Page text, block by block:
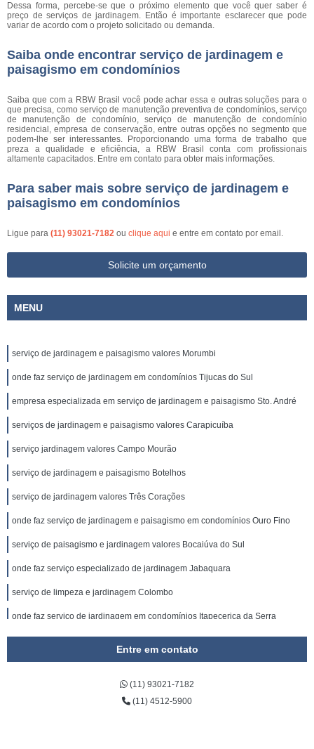
Dessa forma, percebe-se que o próximo elemento que você quer saber é
preço de serviços de jardinagem. Então é importante esclarecer que pode
variar de acordo com o projeto solicitado ou demanda.
Saiba onde encontrar serviço de jardinagem e
paisagismo em condomínios
Saiba que com a RBW Brasil você pode achar essa e outras soluções para o
que precisa, como serviço de manutenção preventiva de condomínios, serviço
de manutenção de condomínio, serviço de manutenção de condomínio
residencial, empresa de conservação, entre outras opções no segmento que
podem-lhe ser interessantes. Proporcionando uma forma de trabalho que
preza a qualidade e eficiência, a RBW Brasil conta com profissionais
altamente capacitados. Entre em contato para obter mais informações.
Para saber mais sobre serviço de jardinagem e
paisagismo em condomínios
Ligue para (11) 93021-7182 ou clique aqui e entre em contato por email.
Solicite um orçamento
MENU
serviço de jardinagem e paisagismo valores Morumbi
onde faz serviço de jardinagem em condomínios Tijucas do Sul
empresa especializada em serviço de jardinagem e paisagismo Sto. André
serviços de jardinagem e paisagismo valores Carapicuíba
serviço jardinagem valores Campo Mourão
serviço de jardinagem e paisagismo Botelhos
serviço de jardinagem valores Três Corações
onde faz serviço de jardinagem e paisagismo em condomínios Ouro Fino
serviço de paisagismo e jardinagem valores Bocaiúva do Sul
onde faz serviço especializado de jardinagem Jabaquara
serviço de limpeza e jardinagem Colombo
onde faz serviço de jardinagem em condomínios Itapecerica da Serra
empresa especializada em serviço de limpeza e jardinagem Varginha
empresa especializada em serviço terceirizado de jardinagem Paraná
Entre em contato
(11) 93021-7182
(11) 4512-5900